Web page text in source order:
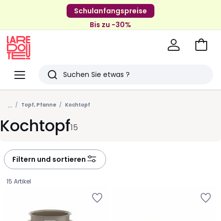
Schulanfangspreise
Bis zu -30%
Menü
Redoute
Suchen
Zuletzt
angesehenen
Artikel
Zum
... Topf, Pfanne Kochtopf
Kochtopf15
Filtern und sortieren
15 Artikel